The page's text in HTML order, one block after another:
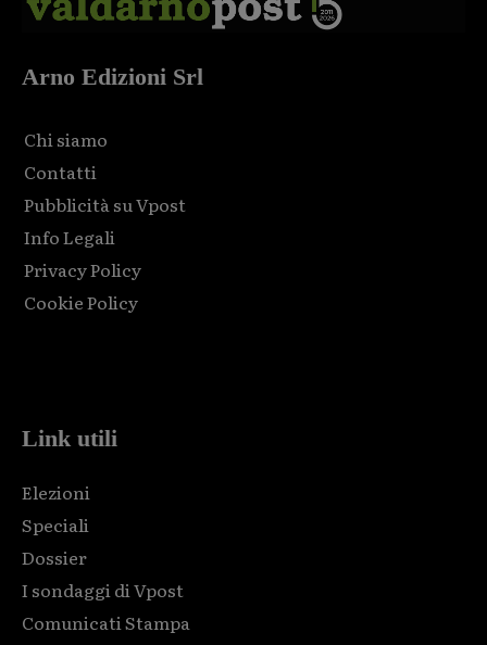
Arno Edizioni Srl
Chi siamo
Contatti
Pubblicità su Vpost
Info Legali
Privacy Policy
Cookie Policy
Link utili
Elezioni
Speciali
Dossier
I sondaggi di Vpost
Comunicati Stampa